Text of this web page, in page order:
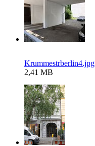
Krummestrberlin4.jpg
2,41 MB